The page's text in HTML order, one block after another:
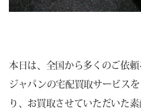
本日は、全国から多くのご依
ジャパンの宅配買取サービス
り、お買取させていただいた